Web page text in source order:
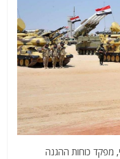
מפקד כוחות ההגנה